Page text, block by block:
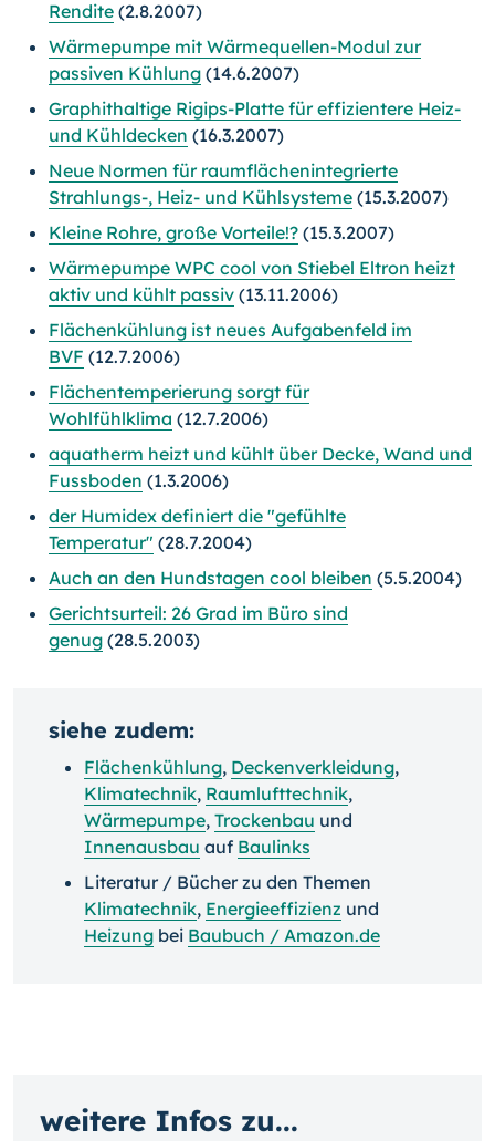
Rendite (2.8.2007)
Wärmepumpe mit Wärmequellen-Modul zur
passiven Kühlung (14.6.2007)
Graphithaltige Rigips-Platte für effizientere Heiz-
und Kühldecken (16.3.2007)
Neue Normen für raumflächenintegrierte
Strahlungs-, Heiz- und Kühlsysteme (15.3.2007)
Kleine Rohre, große Vorteile!? (15.3.2007)
Wärmepumpe WPC cool von Stiebel Eltron heizt
aktiv und kühlt passiv (13.11.2006)
Flächenkühlung ist neues Aufgabenfeld im
BVF (12.7.2006)
Flächentemperierung sorgt für
Wohlfühlklima (12.7.2006)
aquatherm heizt und kühlt über Decke, Wand und
Fussboden (1.3.2006)
der Humidex definiert die "gefühlte
Temperatur" (28.7.2004)
Auch an den Hundstagen cool bleiben (5.5.2004)
Gerichtsurteil: 26 Grad im Büro sind
genug (28.5.2003)
siehe zudem:
Flächenkühlung, Deckenverkleidung,
Klimatechnik, Raumlufttechnik,
Wärmepumpe, Trockenbau und
Innenausbau auf Baulinks
Literatur / Bücher zu den Themen
Klimatechnik, Energieeffizienz und
Heizung bei Baubuch / Amazon.de
weitere Infos zu...